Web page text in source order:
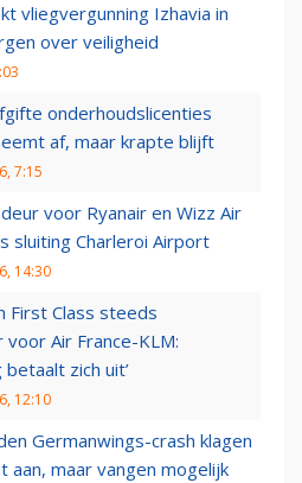
vliegvergunning Izhavia in
over veiligheid
onderhoudslicenties
af, maar krapte blijft
7:15
voor Ryanair en Wizz Air
sluiting Charleroi Airport
14:30
First Class steeds
Air France-KLM:
betaalt zich uit’
12:10
Germanwings-crash klagen
aan, maar vangen mogelijk